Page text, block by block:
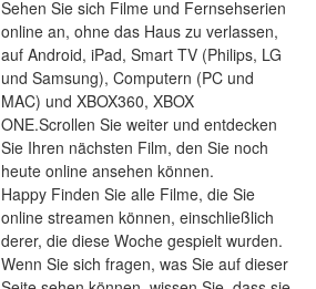
Sehen Sie sich Filme und Fernsehserien
online an, ohne das Haus zu verlassen,
auf Android, iPad, Smart TV (Philips, LG
und Samsung), Computern (PC und
MAC) und XBOX360, XBOX
ONE.Scrollen Sie weiter und entdecken
Sie Ihren nächsten Film, den Sie noch
heute online ansehen können.
Happy Finden Sie alle Filme, die Sie
online streamen können, einschließlich
derer, die diese Woche gespielt wurden.
Wenn Sie sich fragen, was Sie auf dieser